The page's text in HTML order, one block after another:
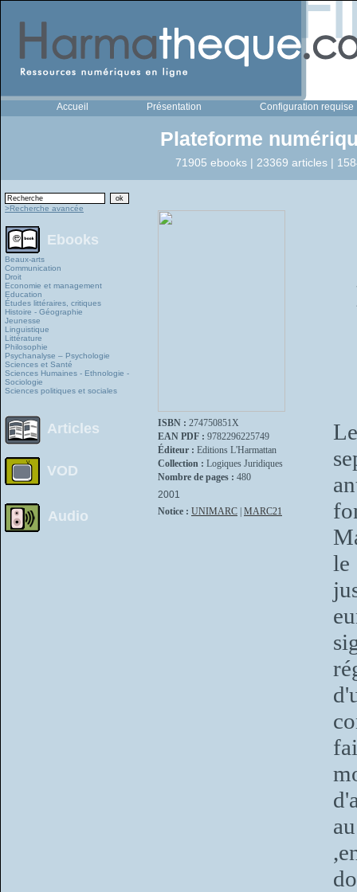
Accueil Présentation Configuration requise
Plateforme
71905 ebooks | 23369 articles |
>Recherche avancée
Ebooks
Beaux-arts
Communication
Droit
Economie et management
Education
Études littéraires, critiques
Histoire - Géographie
Jeunesse
Linguistique
Littérature
Philosophie
Psychanalyse – Psychologie
Sciences et Santé
Sciences Humaines - Ethnologie -
Sociologie
Sciences politiques et sociales
Articles
VOD
Audio
ISBN : 274750851X
EAN PDF : 9782296225749
Éditeur : Editions L'Harmattan
Collection : Logiques Juridiques
Nombre de pages : 480
2001
Notice : UNIMARC MARC21